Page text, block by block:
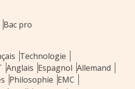
Bac pro
Technologie
Anglais Espagnol Allemand
Philosophie EMC